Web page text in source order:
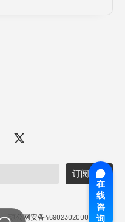
在
线
咨
询
订阅简报
琼公网安备46902302000732号